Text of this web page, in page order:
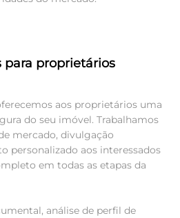
para proprietários
aos proprietários uma
do seu imóvel. Trabalhamos
mercado, divulgação
personalizado aos interessados
em todas as etapas da
análise de perfil de